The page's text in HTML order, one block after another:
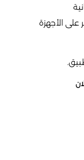
على الأجهزة